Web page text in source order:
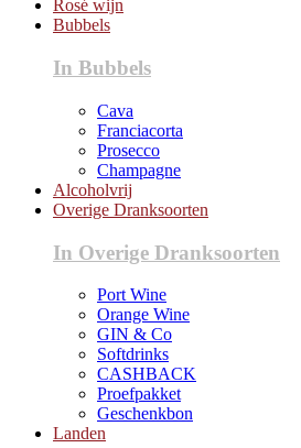
Rosé wijn
Bubbels
In Bubbels
Cava
Franciacorta
Prosecco
Champagne
Alcoholvrij
Overige Dranksoorten
In Overige Dranksoorten
Port Wine
Orange Wine
GIN & Co
Softdrinks
CASHBACK
Proefpakket
Geschenkbon
Landen